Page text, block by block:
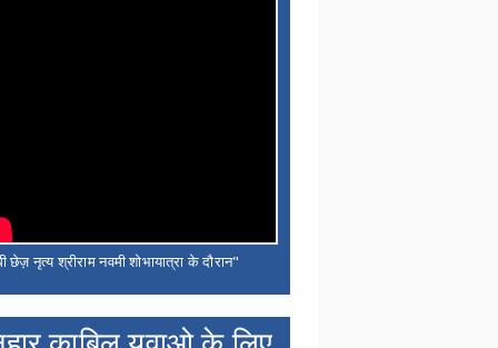
छेज़ नृत्य श्रीराम नवमी शोभायात्रा के दौरान"